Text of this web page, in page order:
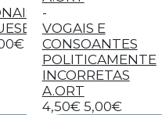
-
VOGAIS E
CONSOANTES
POLITICAMENTE
INCORRETAS
A.ORT
4,50€ 5,00€